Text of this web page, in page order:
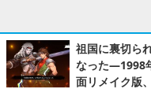
祖国に裏切ら
なった―1998
面リメイク版